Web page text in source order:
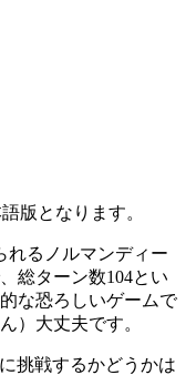
版となります。
れるノルマンディー
総ターン数104とい
な恐ろしいゲームで
）大丈夫です。
挑戦するかどうかは